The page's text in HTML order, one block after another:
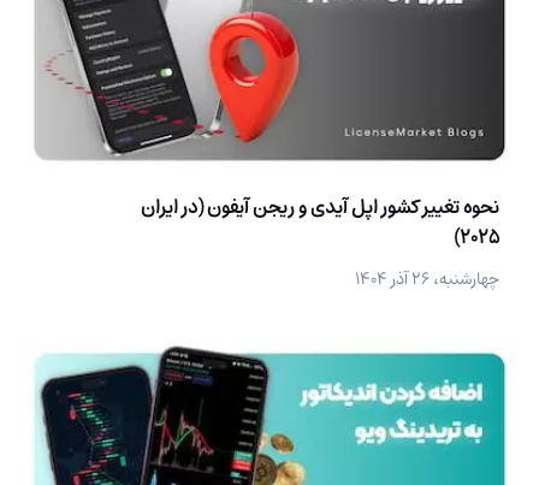
نحوه تغییر کشور اپل آیدی و ریجن آیفون (در ایران
2025)
چهارشنبه، ۲۶ آذر ۱۴۰۴